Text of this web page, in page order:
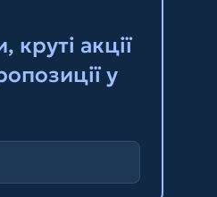
круті акції
у